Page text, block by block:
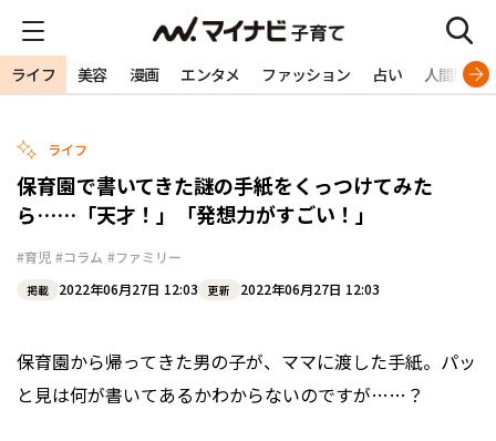
ライフ 美容 漫画 エンタメ ファッション 占い 人間関係
ライフ
保育園で書いてきた謎の手紙をくっつけてみた
ら……「天才！」「発想力がすごい！」
#育児 #コラム #ファミリー
掲載 2022年06月27日 12:03 更新 2022年06月27日 12:03
保育園から帰ってきた男の子が、ママに渡した手紙。パッ
と見は何が書いてあるかわからないのですが……？